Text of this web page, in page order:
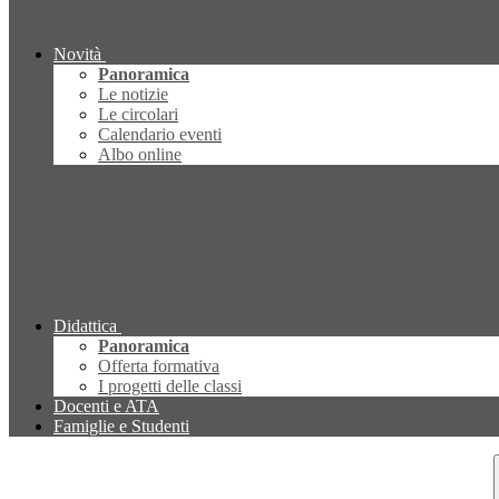
Novità
Panoramica
Le notizie
Le circolari
Calendario eventi
Albo online
Didattica
Panoramica
Offerta formativa
I progetti delle classi
Docenti e ATA
Famiglie e Studenti